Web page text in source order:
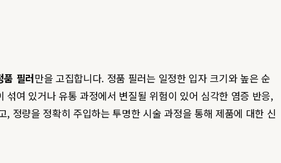
필러만을 고집합니다. 정품 필러는 일정한 입자 크기와 높은 순
여 있거나 유통 과정에서 변질될 위험이 있어 심각한 염증 반응,
정량을 정확히 주입하는 투명한 시술 과정을 통해 제품에 대한 신